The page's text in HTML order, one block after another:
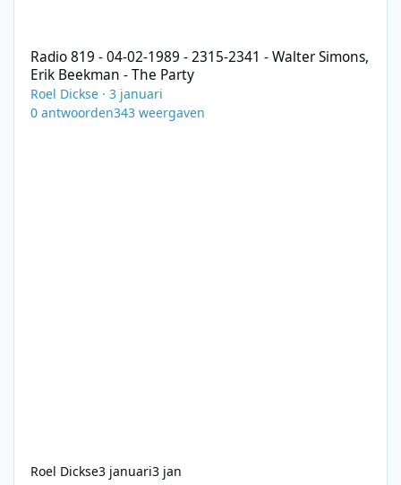
Radio 819 - 04-02-1989 - 2315-2341 - Walter Simons,
Erik Beekman - The Party
Roel Dickse ·3 januari
0 antwoorden343 weergaven
Roel Dickse3 januari3 jan